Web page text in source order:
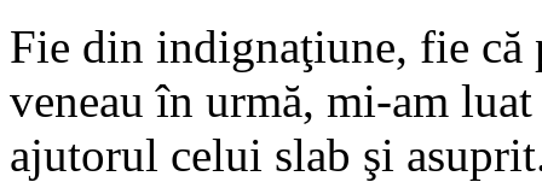
Fie din indignaţiune, fie că
veneau în urmă, mi-am
ajutorul celui slab şi